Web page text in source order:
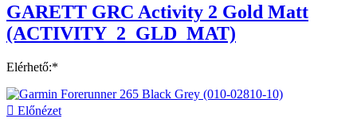
GARETT GRC Activity 2 Gold Matt
(ACTIVITY_2_GLD_MAT)
Elérhető:*
 Előnézet